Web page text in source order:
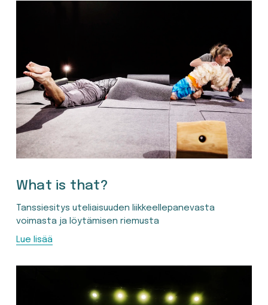
What is that?
Tanssiesitys uteliaisuuden liikkeellepanevasta
voimasta ja löytämisen riemusta
Lue lisää